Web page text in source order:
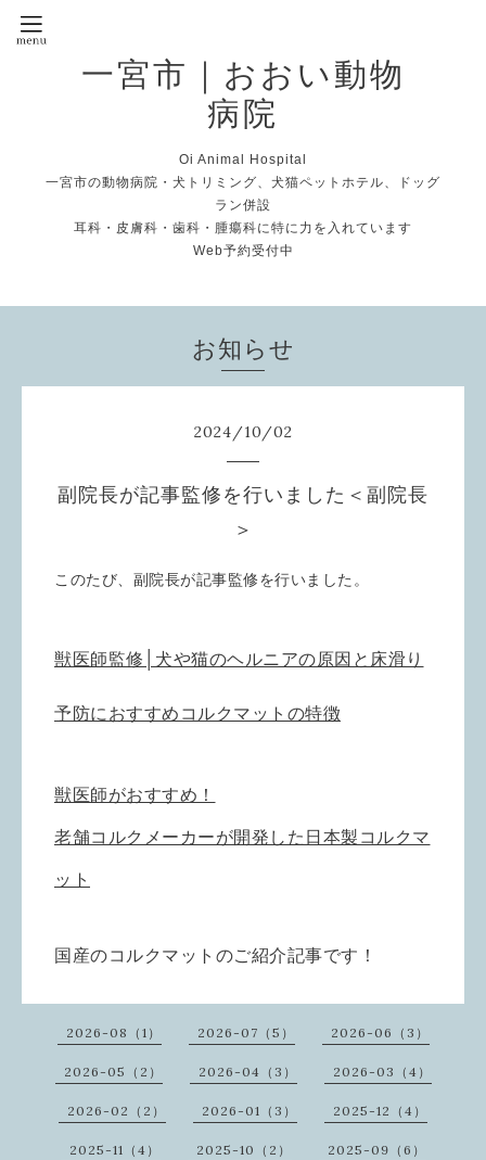
一宮市｜おおい動物
病院
Oi Animal Hospital
一宮市の動物病院・犬トリミング、犬猫ペットホテル、ドッグ
ラン併設
耳科・皮膚科・歯科・腫瘍科に特に力を入れています
Web予約受付中
お知らせ
2024/10/02
副院長が記事監修を行いました＜副院長
＞
このたび、副院長が記事監修を行いました。
獣医師監修│犬や猫のヘルニアの原因と床滑り
予防におすすめコルクマットの特徴
獣医師がおすすめ！
老舗コルクメーカーが開発した日本製コルクマ
ット
国産のコルクマットのご紹介記事です！
2026-08（1） 2026-07（5） 2026-06（3）
2026-05（2） 2026-04（3） 2026-03（4）
2026-02（2） 2026-01（3） 2025-12（4）
2025-11（4） 2025-10（2） 2025-09（6）